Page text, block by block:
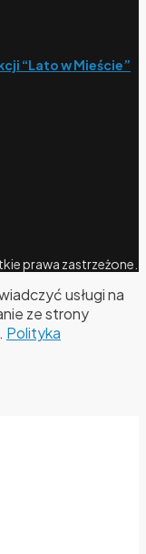
“Lato w Mieście”
prawa zastrzeżone.
usługi na
ze strony
Polityka